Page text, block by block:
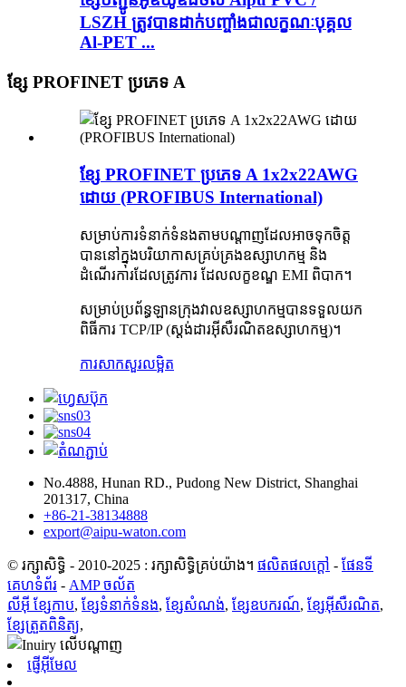
LSZH ត្រូវបានដាក់បញ្ចាំងជាលក្ខណៈបុគ្គល
Al-PET ...
ខ្សែ PROFINET ប្រភេទ A
ខ្សែ PROFINET ប្រភេទ A 1x2x22AWG
ដោយ (PROFIBUS International)
សម្រាប់ការទំនាក់ទំនងតាមបណ្តាញដែលអាចទុកចិត្ត
បាននៅក្នុងបរិយាកាសគ្រប់គ្រងឧស្សាហកម្ម និង
ដំណើរការដែលត្រូវការ ដែលលក្ខខណ្ឌ EMI ពិបាក។
សម្រាប់ប្រព័ន្ធឡានក្រុងវាលឧស្សាហកម្មបានទទួលយក
ពិធីការ TCP/IP (ស្តង់ដារអ៊ីសឺរណិតឧស្សាហកម្ម)។
ការសាកសួរលម្អិត
No.4888, Hunan RD., Pudong New District, Shanghai
201317, China
+86-21-38134888
export@aipu-waton.com
© រក្សាសិទ្ធិ - 2010-2025 : រក្សាសិទ្ធិគ្រប់យ៉ាង។ ផលិតផលក្តៅ - ផែនទី
គេហទំព័រ - AMP ចល័ត
លីអ៊ី ខ្សែកាប, ខ្សែទំនាក់ទំនង, ខ្សែសំណង់, ខ្សែឧបករណ៍, ខ្សែអ៊ីសឺរណិត,
ខ្សែត្រួតពិនិត្យ,
ផ្ញើអ៊ីមែល